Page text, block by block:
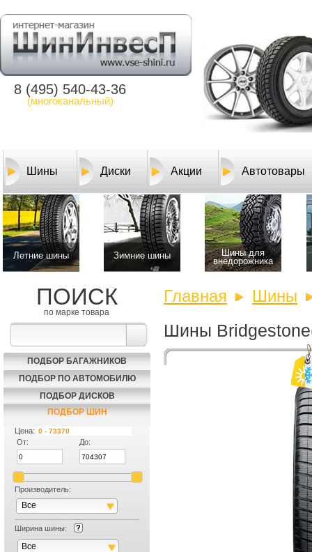
8 (495) 540-43-36
(многоканальный)
Шины Диски Акции Автотовары
Летние шины Зимние шины
Шины для
внедорожника
ПОИСК
по марке товара
ПОДБОР БАГАЖНИКОВ
ПОДБОР ПО АВТОМОБИЛЮ
ПОДБОР ДИСКОВ
ПОДБОР ШИН
Цена:
От:
До:
Производитель:
Все
Ширина шины:
Все
Главная Шины
Шины
Скидка